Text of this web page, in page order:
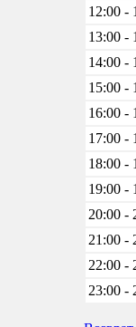
12:00 -
13:00 -
14:00 -
15:00 -
16:00 -
17:00 -
18:00 -
19:00 -
20:00 -
21:00 -
22:00 -
23:00 -